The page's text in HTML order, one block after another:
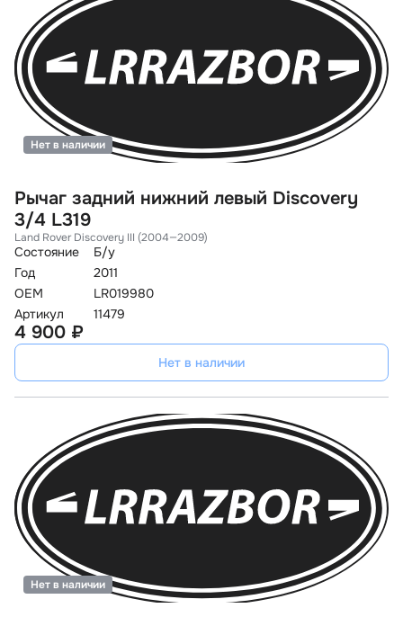
Рычаг задний нижний левый Discovery
3/4 L319
Land Rover Discovery III (2004—2009)
Состояние
Б/у
Год
2011
OEM
LR019980
Артикул
11479
Нет в наличии
4 900 ₽
Нет в наличии
Нет в наличии